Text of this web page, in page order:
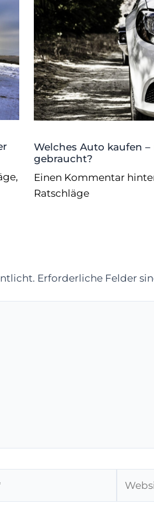
,
Welches Auto kaufen
gebraucht?
Einen Kommentar
Ratschläge
Erforderliche Felder